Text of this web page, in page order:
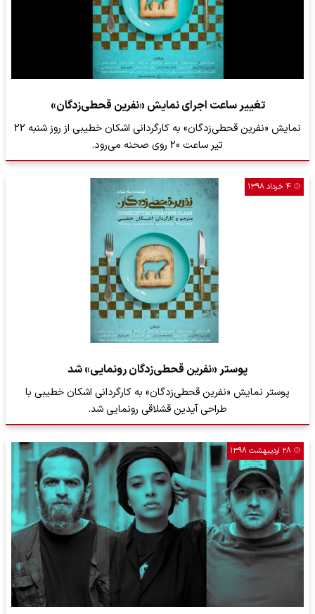
تغییر ساعت اجرای نمایش «نفرین قحطی‌زدگان»
نمایش «نفرین قحطی‌زدگان» به کارگردانی اشکان خطیبی از روز شنبه 22
تیر ساعت 20 روی صحنه می‌رود.
۴ خرداد ۱۳۹۸
پوستر «نفرین قحطی‌زدگان رونمایی» شد
پوستر نمایش «نفرین قحطی‌زدگان» به کارگردانی اشکان خطیبی با
طراحی آیدین قشلاقی رونمایی شد.
۲۸ اردیبهشت ۱۳۹۸